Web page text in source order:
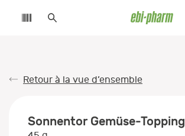
Retour à la vue d’ensemble
Sonnentor Gemüse-Topping